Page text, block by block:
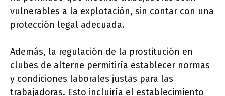
vulnerables a la explotación, sin contar con una
protección legal adecuada.
Además, la regulación de la prostitución en
clubes de alterne permitiría establecer normas
y condiciones laborales justas para las
trabajadoras. Esto incluiría el establecimiento